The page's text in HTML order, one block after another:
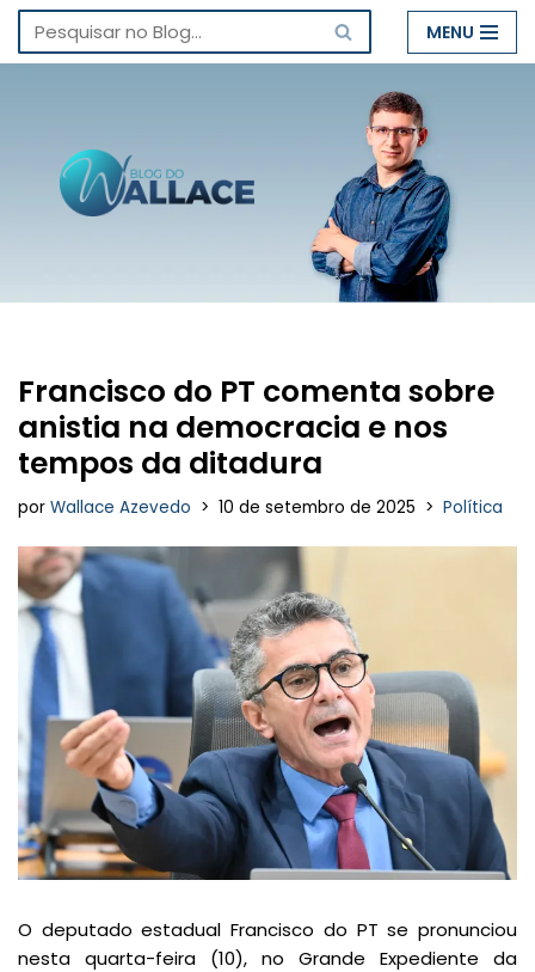
Pular
conteúdo
MENU
Francisco do PT comenta sobre
anistia na democracia e nos
tempos da ditadura
por Wallace Azevedo 10 de setembro de 2025 Política
O deputado estadual Francisco do PT se pronunciou
nesta quarta-feira (10), no Grande Expediente da